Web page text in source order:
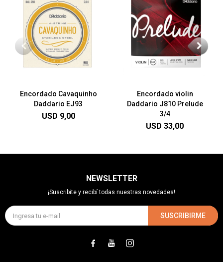
Encordado Cavaquinho
Daddario EJ93
USD 9,00
Encordado violin
Daddario J810 Prelude
3/4
USD 33,00
NEWSLETTER
¡Suscribite y recibí todas nuestras novedades!
SUSCRIBIRME
  